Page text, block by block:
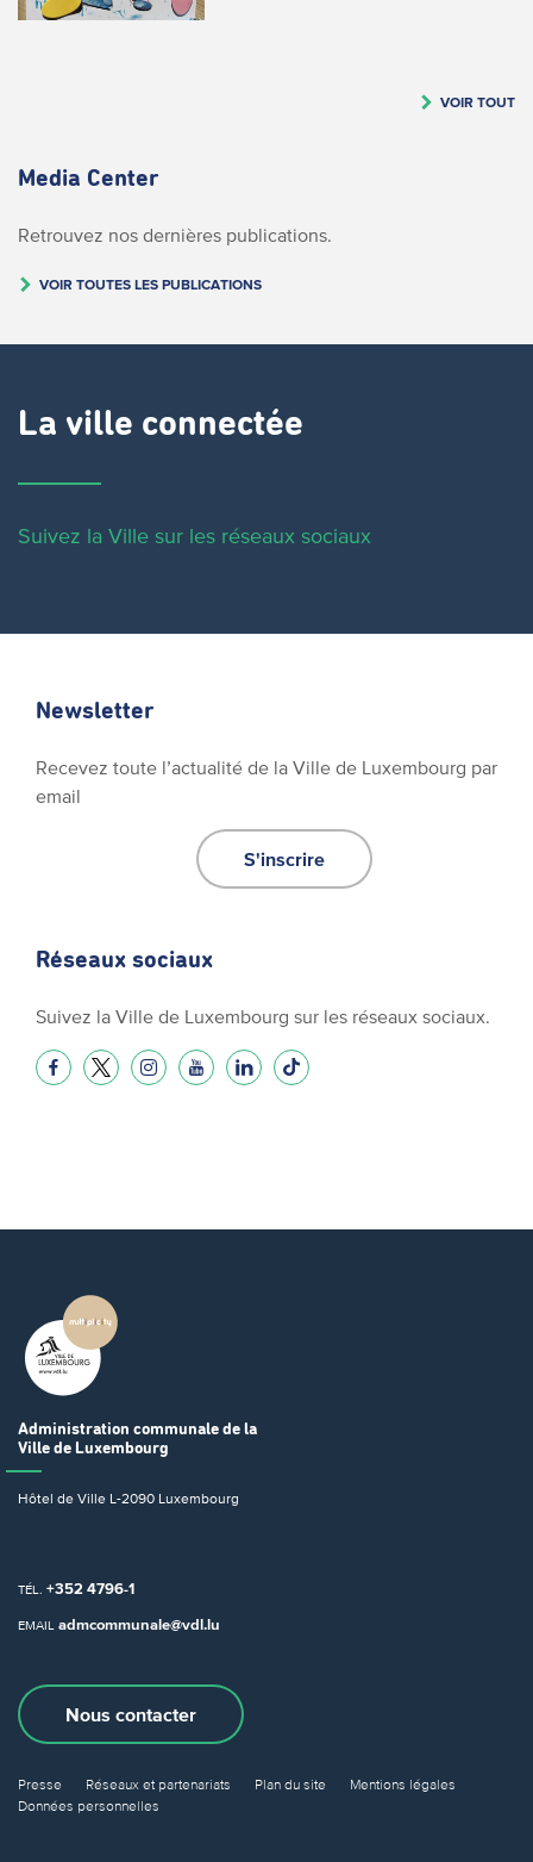
VOIR TOUT
Media Center
Retrouvez nos dernières publications.
VOIR TOUTES LES PUBLICATIONS
La ville connectée
Suivez la Ville sur les réseaux sociaux
Newsletter
Recevez toute l’actualité de la Ville de Luxembourg par
email
S'inscrire
Réseaux sociaux
Suivez la Ville de Luxembourg sur les réseaux sociaux.
Administration communale de la
Ville de Luxembourg
Hôtel de Ville L-2090 Luxembourg
TÉL. +352 4796-1
EMAIL admcommunale@vdl.lu
Nous contacter
Presse Réseaux et partenariats Plan du site
Mentions légales
Données personnelles